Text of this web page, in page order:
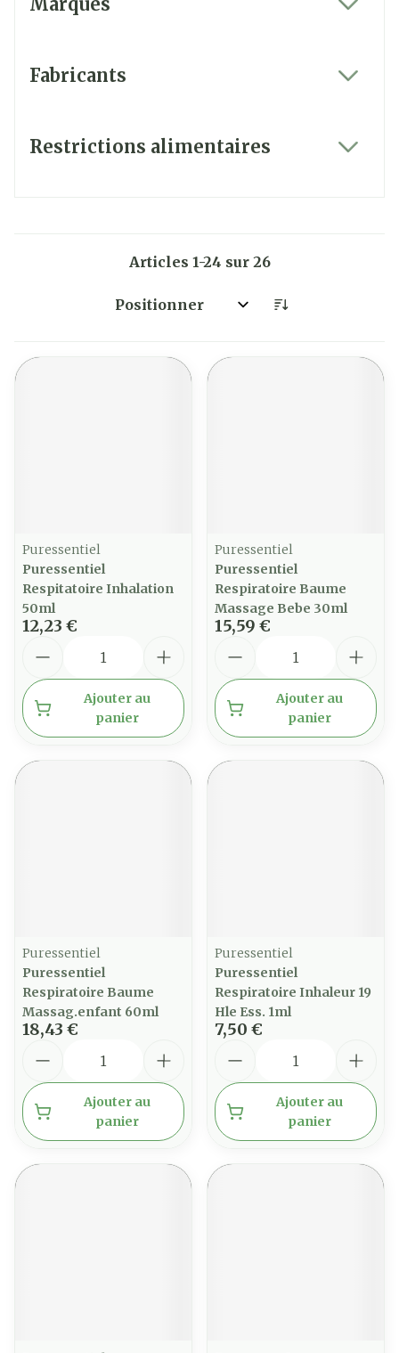
Fabricants
Restrictions alimentaires
Articles 1-24 sur 26
Trier par:
Puressentiel
Puressentiel
Respitatoire Inhalation
50ml
12,23 €
Ajouter au
panier
Puressentiel
Puressentiel
Respiratoire Baume
Massage Bebe 30ml
15,59 €
Ajouter au
panier
Puressentiel
Puressentiel
Respiratoire Baume
Massag.enfant 60ml
18,43 €
Ajouter au
panier
Puressentiel
Puressentiel
Respiratoire Inhaleur 19
Hle Ess. 1ml
7,50 €
Ajouter au
panier